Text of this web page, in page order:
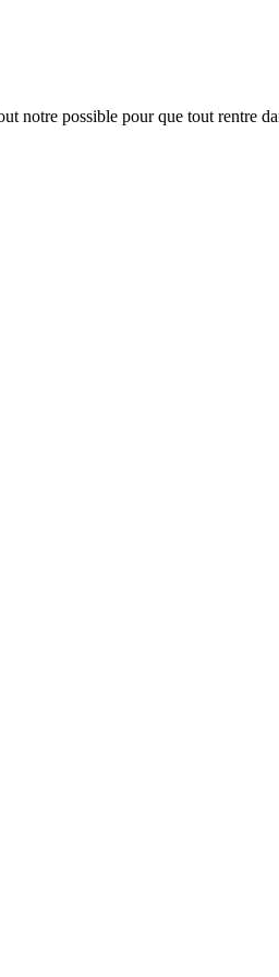
notre possible pour que tout rentre